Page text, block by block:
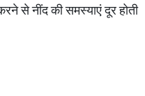
से नींद की समस्याएं दूर होती